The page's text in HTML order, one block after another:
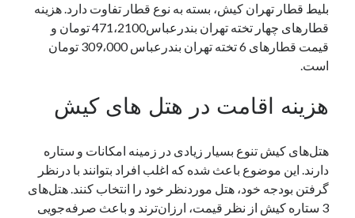
بلیط قطار تهران کیش، بسته به نوع قطار تفاوت دارد. هزینه
قطارهای چهار تخته تهران بندرعباس471،2100 تومان و
قیمت قطارهای 6 تخته تهران بندرعباس 309،000 تومان
است.
هزینه اقامت در هتل های کیش
هتل‌‌های کیش تنوع بسیار زیادی در زمینه امکانات و ستاره
دارند. این موضوع باعث شده که اغلب افراد بتوانند با درنظر
گرفتن بودجه خود، هتل موردنظر خود را انتخاب کنند. هتل‌های
3 ستاره کیش از نظر قیمت، ارزان‌ترند و باعث صرفه‌جویی